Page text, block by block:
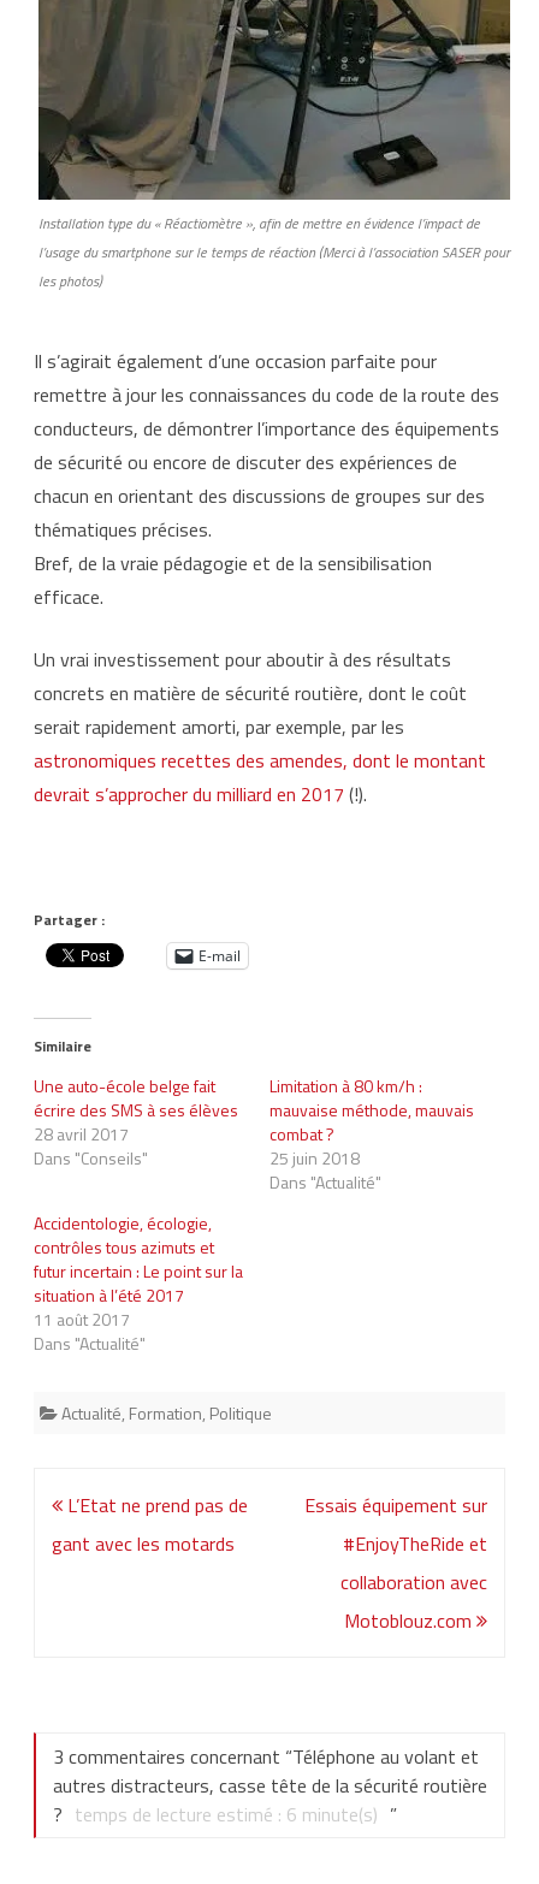
Installation type du « Réactiomètre », afin de mettre en évidence l’impact de
l’usage du smartphone sur le temps de réaction (Merci à l’association SASER pour
les photos)
Il s’agirait également d’une occasion parfaite pour
remettre à jour les connaissances du code de la route des
conducteurs, de démontrer l’importance des équipements
de sécurité ou encore de discuter des expériences de
chacun en orientant des discussions de groupes sur des
thématiques précises.
Bref, de la vraie pédagogie et de la sensibilisation
efficace.
Un vrai investissement pour aboutir à des résultats
concrets en matière de sécurité routière, dont le coût
serait rapidement amorti, par exemple, par les
astronomiques recettes des amendes, dont le montant
devrait s’approcher du milliard en 2017 (!).
Partager :
E-mail
Similaire
Une auto-école belge fait
écrire des SMS à ses élèves
28 avril 2017
Dans "Conseils"
Limitation à 80 km/h :
mauvaise méthode, mauvais
combat ?
25 juin 2018
Dans "Actualité"
Accidentologie, écologie,
contrôles tous azimuts et
futur incertain : Le point sur la
situation à l’été 2017
11 août 2017
Dans "Actualité"
Actualité, Formation, Politique
Navigation
de
L’Etat ne prend pas de
gant avec les motards
Essais équipement sur
#EnjoyTheRide et
collaboration avec
Motoblouz.com
3 commentaires concernant “Téléphone au volant et
autres distracteurs, casse tête de la sécurité routière
? temps de lecture estimé : 6 minute(s) ”